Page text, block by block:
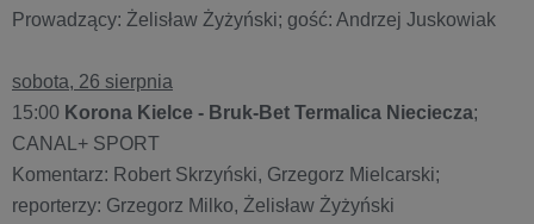
Prowadzący: Żelisław Żyżyński; gość: Andrzej Juskowiak
sobota, 26 sierpnia
15:00 Korona Kielce - Bruk-Bet Termalica Nieciecza;
CANAL+ SPORT
Komentarz: Robert Skrzyński, Grzegorz Mielcarski;
reporterzy: Grzegorz Milko, Żelisław Żyżyński